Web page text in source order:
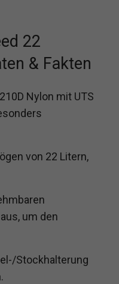
22
& Fakten
Nylon mit UTS
von 22 Litern,
um den
Stockhalterung